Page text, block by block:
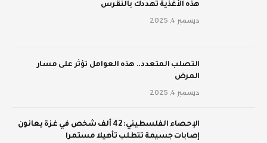
‫هذه الأغذية تهددك بالنقرس
ديسمبر 4, 2025
‫التصلب المتعدد.. هذه العوامل تؤثر على مسار
المرض
ديسمبر 4, 2025
الإحصاء الفلسطيني: 42 ألف شخص في غزة يعانون
إصابات جسيمة تتطلب تأهيلا مستمرا